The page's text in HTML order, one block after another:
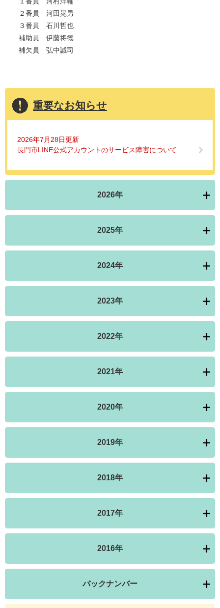
２番員 河田晃男
３番員 石川哲也
補助員 伊藤将徳
補欠員 弘中誠司
重要なお知らせ
2026年7月28日更新
長門市LINE公式アカウントのサービス障害について
2026年
2025年
2024年
2023年
2022年
2021年
2020年
2019年
2018年
2017年
2016年
バックナンバー